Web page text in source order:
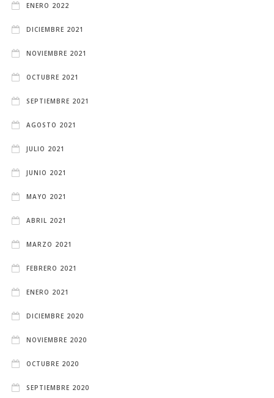
ENERO 2022
DICIEMBRE 2021
NOVIEMBRE 2021
OCTUBRE 2021
SEPTIEMBRE 2021
AGOSTO 2021
JULIO 2021
JUNIO 2021
MAYO 2021
ABRIL 2021
MARZO 2021
FEBRERO 2021
ENERO 2021
DICIEMBRE 2020
NOVIEMBRE 2020
OCTUBRE 2020
SEPTIEMBRE 2020